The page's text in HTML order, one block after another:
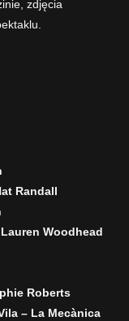
zdjęcia
Randall
Woodhead
Roberts
– La Mecànica